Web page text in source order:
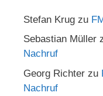
Stefan Krug zu
Sebastian Müller
Nachruf
Georg Richter zu
Nachruf